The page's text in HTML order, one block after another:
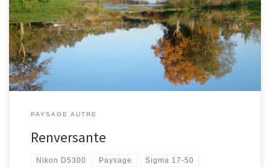
[…]
PAYSAGE AUTRE
Renversante
Nikon D5300 Paysage Sigma 17-50